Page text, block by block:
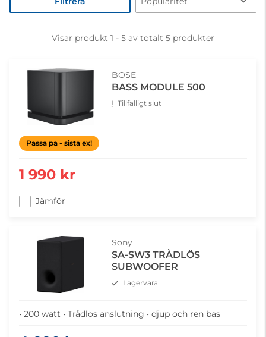
Visar produkt 1 - 5 av totalt 5 produkter
BOSE
BASS MODULE 500
Tillfälligt slut
Passa på - sista ex!
1 990 kr
Jämför
Sony
SA-SW3 TRÅDLÖS
SUBWOOFER
Lagervara
• 200 watt • Trådlös anslutning • djup och ren bas